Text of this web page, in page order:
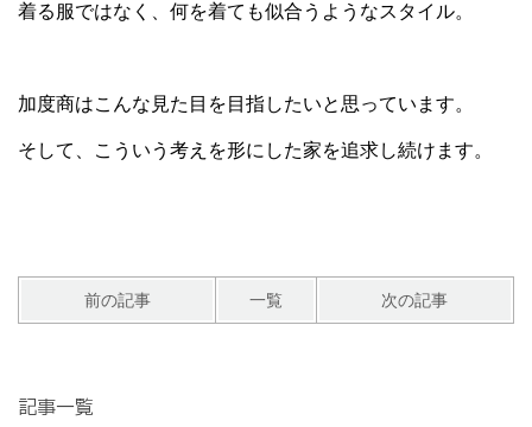
着る服ではなく、何を着ても似合うようなスタイル。
加度商はこんな見た目を目指したいと思っています。
そして、こういう考えを形にした家を追求し続けます。
前の記事 一覧 次の記事
記事一覧